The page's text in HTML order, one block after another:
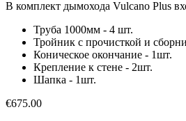
В комплект дымохода Vulcano Plus
Труба 1000мм - 4 шт.
Тройник с прочисткой и
Коническое окончание - 1шт.
Крепление к стене - 2шт.
Шапка - 1шт.
€675.00